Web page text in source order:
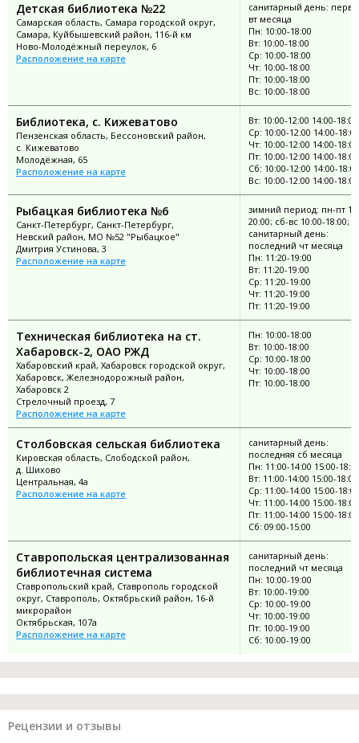
Детская библиотека №22
Самарская область, Самара городской округ,
Самара, Куйбышевский район, 116-й км
Ново-Молодёжный переулок, 6
Расположение на карте
санитарный день:
вт месяца
Пн: 10:00-18:00
Вт: 10:00-18:00
Ср: 10:00-18:00
Чт: 10:00-18:00
Пт: 10:00-18:00
Вс: 10:00-18:00
Библиотека, с. Кижеватово
Пензенская область, Бессоновский район,
с. Кижеватово
Молодёжная, 65
Расположение на карте
Вт: 10:00-12:00 14:00-18:00
Ср: 10:00-12:00 14:00-18:00
Чт: 10:00-12:00 14:00-18:00
Пт: 10:00-12:00 14:00-18:00
Сб: 10:00-12:00 14:00-18:00
Вс: 10:00-12:00 14:00-18:00
Рыбацкая библиотека №6
Санкт-Петербург, Санкт-Петербург,
Невский район, МО №52 "Рыбацкое"
Дмитрия Устинова, 3
Расположение на карте
зимний период: пн-пт
20:00; сб-вс 10:00-18:00;
санитарный день:
последний чт месяца
Пн: 11:20-19:00
Вт: 11:20-19:00
Ср: 11:20-19:00
Чт: 11:20-19:00
Пт: 11:20-19:00
Техническая библиотека на ст.
Хабаровск-2, ОАО РЖД
Хабаровский край, Хабаровск городской округ,
Хабаровск, Железнодорожный район,
Хабаровск 2
Стрелочный проезд, 7
Расположение на карте
Пн: 10:00-18:00
Вт: 10:00-18:00
Ср: 10:00-18:00
Чт: 10:00-18:00
Пт: 10:00-18:00
Столбовская сельская библиотека
Кировская область, Слободской район,
д. Шихово
Центральная, 4а
Расположение на карте
санитарный день:
последняя сб месяца
Пн: 11:00-14:00 15:00-
Вт: 11:00-14:00 15:00-18:00
Ср: 11:00-14:00 15:00-18:00
Чт: 11:00-14:00 15:00-18:00
Пт: 11:00-14:00 15:00-18:00
Сб: 09:00-15:00
Ставропольская централизованная
библиотечная система
Ставропольский край, Ставрополь городской
округ, Ставрополь, Октябрьский район, 16-й
микрорайон
Октябрьская, 107а
Расположение на карте
санитарный день:
последний чт месяца
Пн: 10:00-19:00
Вт: 10:00-19:00
Ср: 10:00-19:00
Чт: 10:00-19:00
Пт: 10:00-19:00
Сб: 10:00-19:00
Рецензии и отзывы